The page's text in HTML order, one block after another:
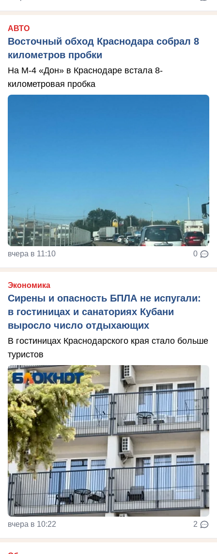
АВТО
Восточный обход Краснодара собрал 8
километров пробки
На М-4 «Дон» в Краснодаре встала 8-
километровая пробка
вчера в 11:10 0
Экономика
Сирены и опасность БПЛА не испугали:
в гостиницах и санаториях Кубани
выросло число отдыхающих
В гостиницах Краснодарского края стало больше
туристов
вчера в 10:22 2